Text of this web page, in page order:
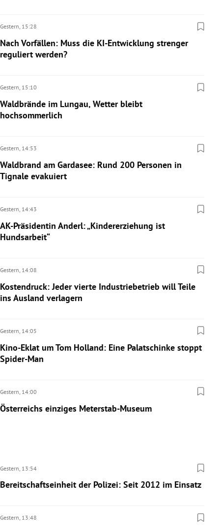
Gestern, 15:28
Nach Vorfällen: Muss die KI-Entwicklung strenger
reguliert werden?
Gestern, 15:10
Waldbrände im Lungau, Wetter bleibt
hochsommerlich
Gestern, 14:53
Waldbrand am Gardasee: Rund 200 Personen in
Tignale evakuiert
Gestern, 14:43
AK-Präsidentin Anderl: „Kindererziehung ist
Hundsarbeit“
Gestern, 14:08
Kostendruck: Jeder vierte Industriebetrieb will Teile
ins Ausland verlagern
Gestern, 14:05
Kino-Eklat um Tom Holland: Eine Palatschinke stoppt
Spider-Man
Gestern, 14:00
Österreichs einziges Meterstab-Museum
Gestern, 13:54
Bereitschaftseinheit der Polizei: Seit 2012 im Einsatz
Gestern, 13:48